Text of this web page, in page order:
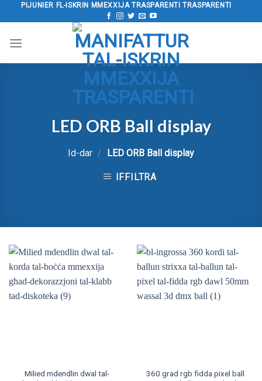
Aqbeż
għall-
PIJUNIER FL-ISKRIN MMEXXIJA TRASPARENTI TRASPARENTI
LED ORB Ball display
Id-dar / LED ORB Ball display
IFFILTRA
Milied mdendlin dwal tal-
360 grad rgb fidda pixel ball